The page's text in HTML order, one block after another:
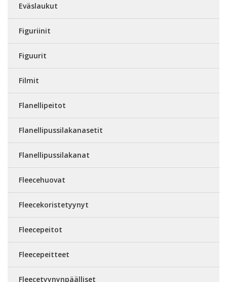
Eväslaukut
Figuriinit
Figuurit
Filmit
Flanellipeitot
Flanellipussilakanasetit
Flanellipussilakanat
Fleecehuovat
Fleecekoristetyynyt
Fleecepeitot
Fleecepeitteet
Fleecetyynynpäälliset